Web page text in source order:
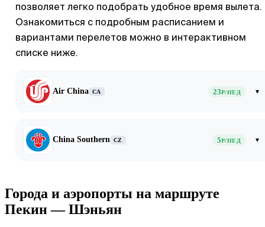
позволяет легко подобрать удобное время вылета.
Ознакомиться с подробным расписанием и
вариантами перелетов можно в интерактивном
списке ниже.
Air China CA 23Р/НЕД ▾
China Southern CZ 5Р/НЕД ▾
Города и аэропорты на маршруте
Пекин — Шэньян